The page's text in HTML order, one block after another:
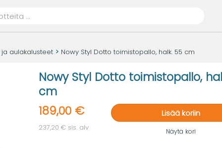
ja aulakalusteet Nowy Styl Dotto toimistopallo, halk. 55 cm
Nowy Styl Dotto toimistopallo,
cm
189,00 €
237,20 € sis. alv
Lisää koriin
Näytä kori